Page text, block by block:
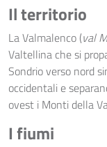
Il territorio
La Valmalenco (val
Valtellina che si
Sondrio verso nord
occidentali e
ovest i Monti della
I fiumi